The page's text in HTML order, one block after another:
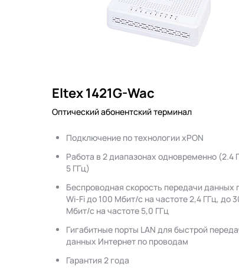
Eltex 1421G-Wac
Оптический абонентский терминал
Подключение по технологии xPON
Работа в 2 диапазонах одновременно (2.4
5 ГГц)
Беспроводная скорость передачи данных
Wi-Fi до 100 Мбит/с на частоте 2,4 ГГц, до
Мбит/с на частоте 5,0 ГГц
Гигабитные порты LAN для быстрой
данных Интернет по проводам
Гарантия 2 года